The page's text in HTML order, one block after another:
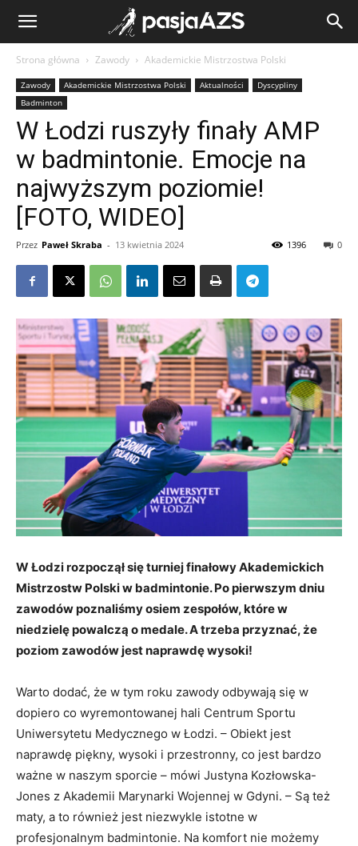
Strona główna Zawody Akademickie Mistrzostwa Polski
Zawody Akademickie Mistrzostwa Polski Aktualności
Dyscypliny
Badminton
W Łodzi ruszyły finały AMP
w badmintonie. Emocje na
najwyższym poziomie!
[FOTO, WIDEO]
Przez Paweł Skraba - 13 kwietnia 2024 0
1396
W Łodzi rozpoczął się turniej finałowy Akademickich
Mistrzostw Polski w badmintonie. Po pierwszym dniu
zawodów poznaliśmy osiem zespołów, które w
niedzielę powalczą o medale. A trzeba przyznać, że
poziom zawodów jest naprawdę wysoki!
Warto dodać, że w tym roku zawody odbywają się w
dopiero co wyremontowanej hali Centrum Sportu
Uniwersytetu Medycznego w Łodzi. – Obiekt jest
naprawdę piękny, wysoki i przestronny, co jest bardzo
ważne w naszym sporcie – mówi Justyna Kozłowska-
Jones z Akademii Marynarki Wojennej w Gdyni. – Są też
maty, a to również jest niezwykle istotne w
profesjonalnym badmintonie. Na komfort nie możemy